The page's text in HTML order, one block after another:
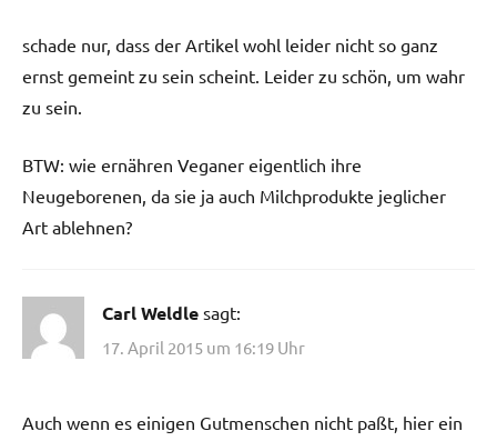
schade nur, dass der Artikel wohl leider nicht so ganz
ernst gemeint zu sein scheint. Leider zu schön, um wahr
zu sein.
BTW: wie ernähren Veganer eigentlich ihre
Neugeborenen, da sie ja auch Milchprodukte jeglicher
Art ablehnen?
Carl Weldle sagt:
17. April 2015 um 16:19 Uhr
Auch wenn es einigen Gutmenschen nicht paßt, hier ein